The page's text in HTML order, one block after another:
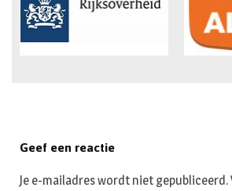
Geef een reactie
Je e-mailadres wordt niet gepubliceerd.